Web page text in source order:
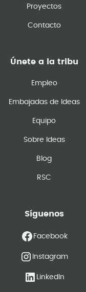
Proyectos
Contacto
Únete a la tribu
Empleo
Embajadas de Ideas
Equipo
Sobre Ideas
Blog
RSC
Síguenos
Facebook
Instagram
LinkedIn